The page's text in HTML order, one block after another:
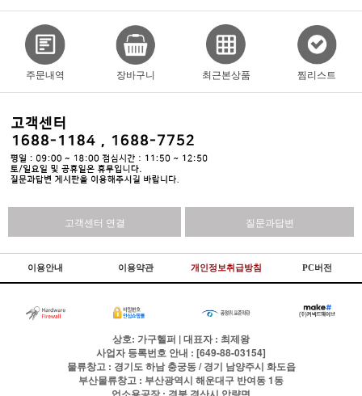
주문내역 장바구니 최근본상품 찜리스트
고객센터 연결 질문과답변
이용안내 이용약관 개인정보취급방침 PC버전
상호: 가구헬퍼 | 대표자 : 최제왕
사업자 등록번호 안내 : [649-88-03154]
물류창고 : 경기도 하남 충궁동 / 경기 남양주시 화도읍
부산물류창고 : 부산광역시 해운대구 반여동 1동